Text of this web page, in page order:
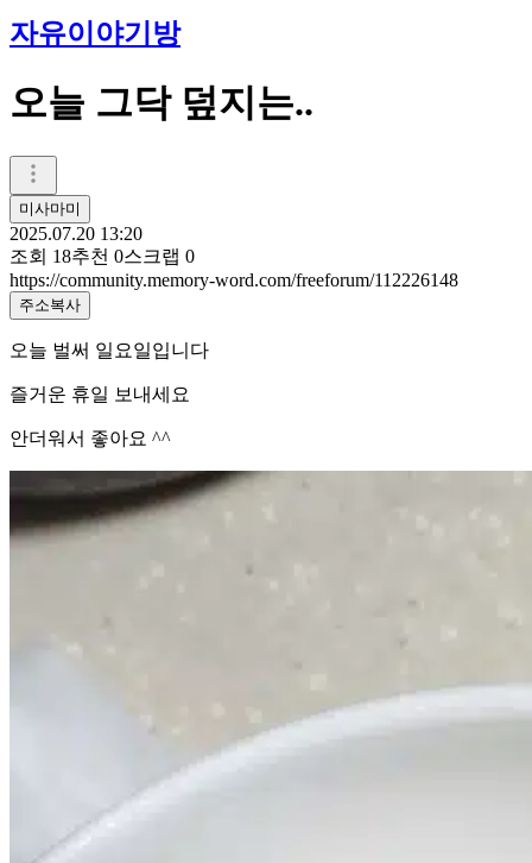
자유이야기방
오늘 그닥 덮지는..
미사마미
2025.07.20 13:20
조회 18추천 0스크랩 0
https://community.memory-word.com/freeforum/112226148
주소복사
오늘 벌써 일요일입니다
즐거운 휴일 보내세요
안더워서 좋아요 ^^